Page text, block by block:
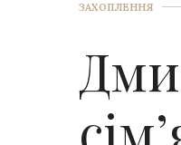
ЗАХОПЛЕННЯ